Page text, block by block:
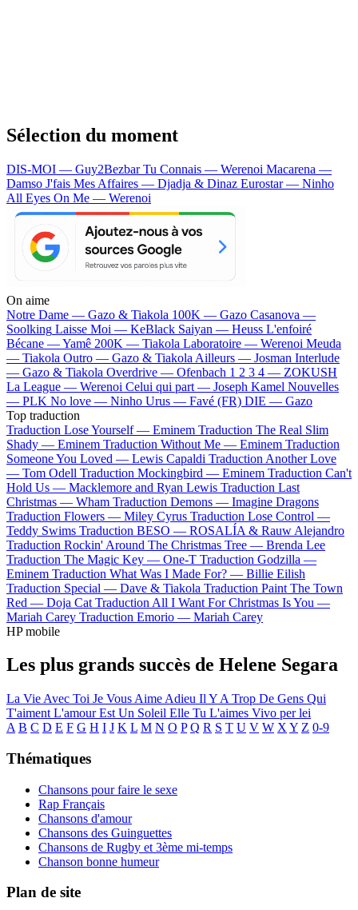
Sélection du moment
DIS-MOI — Guy2BezbarTu Connais — Werenoi Macarena —
Damso J'fais Mes Affaires — Djadja & Dinaz Eurostar — Ninho
All Eyes On Me — Werenoi
On aime
Notre Dame — Gazo & Tiakola 100K — Gazo Casanova —
Soolking Laisse Moi — KeBlack Saiyan — Heuss L'enfoiré
Bécane —Yamê 200K — Tiakola Laboratoire — Werenoi Meuda
— Tiakola Outro — Gazo & Tiakola Ailleurs — Josman Interlude
— Gazo & Tiakola Overdrive — Ofenbach 1 2 3 4 — ZOKUSH
La League — Werenoi Celui qui part — Joseph Kamel Nouvelles
— PLK No love — Ninho Urus — Favé (FR) DIE — Gazo
Top traduction
Traduction Lose Yourself — Eminem Traduction The Real Slim
Shady — Eminem Traduction Without Me — Eminem Traduction
Someone You Loved — Lewis Capaldi Traduction Another Love
— Tom Odell Traduction Mockingbird — Eminem Traduction Can't
Hold Us — Macklemore and Ryan Lewis Traduction Last
Christmas — Wham Traduction Demons — Imagine Dragons
Traduction Flowers — Miley Cyrus Traduction Lose Control —
Teddy Swims Traduction BESO — ROSALÍA & Rauw Alejandro
Traduction Rockin' Around The Christmas Tree — Brenda Lee
Traduction The Magic Key — One-T Traduction Godzilla —
Eminem Traduction What Was I Made For? — Billie Eilish
Traduction Special — Dave & Tiakola Traduction Paint The Town
Red — Doja Cat Traduction All I Want For Christmas Is You —
Mariah Carey Traduction Emorio — Mariah Carey
HP mobile
Les plus grands succès de Helene Segara
La Vie Avec Toi Je Vous Aime Adieu Il Y A Trop De Gens Qui
T'aiment L'amour Est Un Soleil Elle Tu L'aimes Vivo per lei
A B C D E F G H I J K L M N O P Q R S T U V W X Y Z 0-9
Thématiques
Chansons pour faire le sexe
Rap Français
Chansons d'amour
Chansons des Guinguettes
Chansons de Rugby et 3ème mi-temps
Chanson bonne humeur
Plan de site